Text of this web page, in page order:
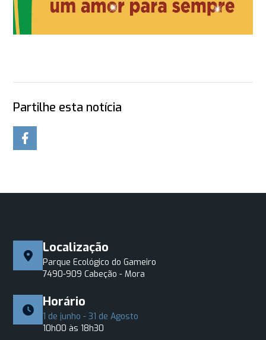
Partilhe esta notícia
Localização
Parque Ecológico do Gameiro
7490-909 Cabeção - Mora
Horário
1 de junho - 31 de Agosto
10h00 às 18h30